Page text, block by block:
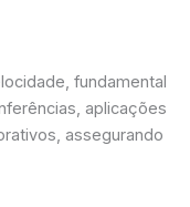
fundamental
aplicações
assegurando